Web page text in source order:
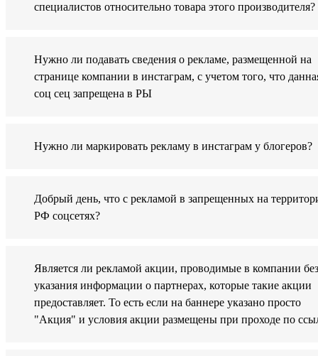
специалистов относительно товара этого производителя?
Нужно ли подавать сведения о рекламе, размещенной на
странице компании в инстаграм, с учетом того, что
соц сец запрещена в РЫ
Нужно ли маркировать рекламу в инстаграм у блогеров?
Добрый день, что с рекламой в запрещенных на
РФ соцсетях?
Является ли рекламой акции, проводимые в компании без
указания информации о партнерах, которые такие акции
предоставляет. То есть если на баннере указано просто
"Акция" и условия акции размещены при проходе по